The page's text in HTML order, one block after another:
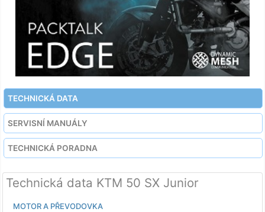
TECHNICKÁ DATA
SERVISNÍ MANUÁLY
TECHNICKÁ PORADNA
Technická data KTM 50 SX Junior
MOTOR A PŘEVODOVKA